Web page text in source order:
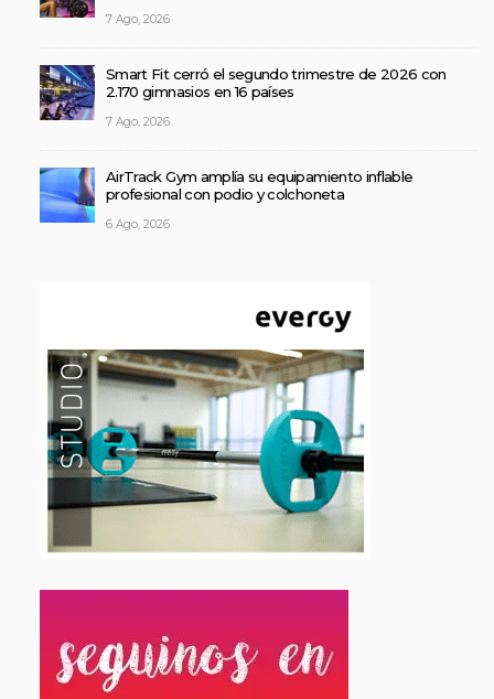
7 Ago, 2026
Smart Fit cerró el segundo trimestre de 2026 con
2.170 gimnasios en 16 países
7 Ago, 2026
AirTrack Gym amplía su equipamiento inflable
profesional con podio y colchoneta
6 Ago, 2026